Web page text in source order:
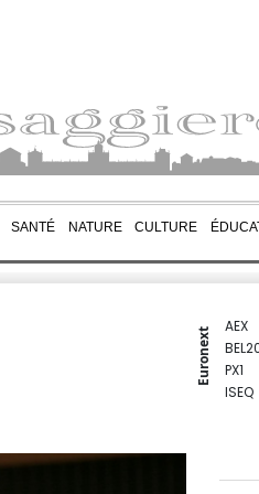
SANTÉ NATURE CULTURE
Euronext
AEX
PX1
ISEQ